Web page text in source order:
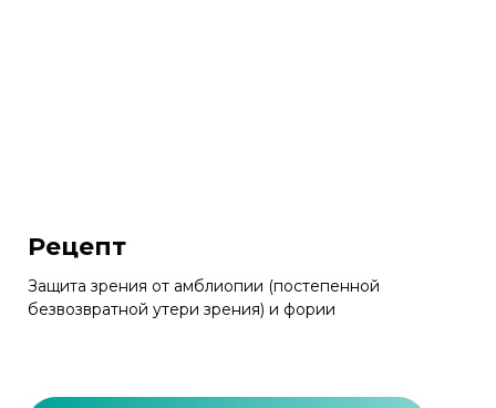
Рецепт
Защита зрения от амблиопии (постепенной
безвозвратной утери зрения) и фории